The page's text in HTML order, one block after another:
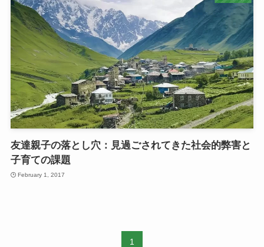
友達親子の落とし穴：見過ごされてきた社会的弊害と
子育ての課題
February 1, 2017
1